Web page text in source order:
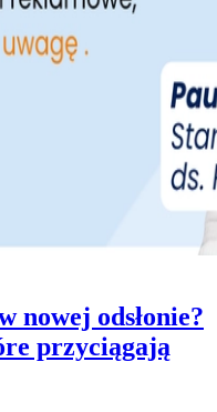
nowej odsłonie?
przyciągają